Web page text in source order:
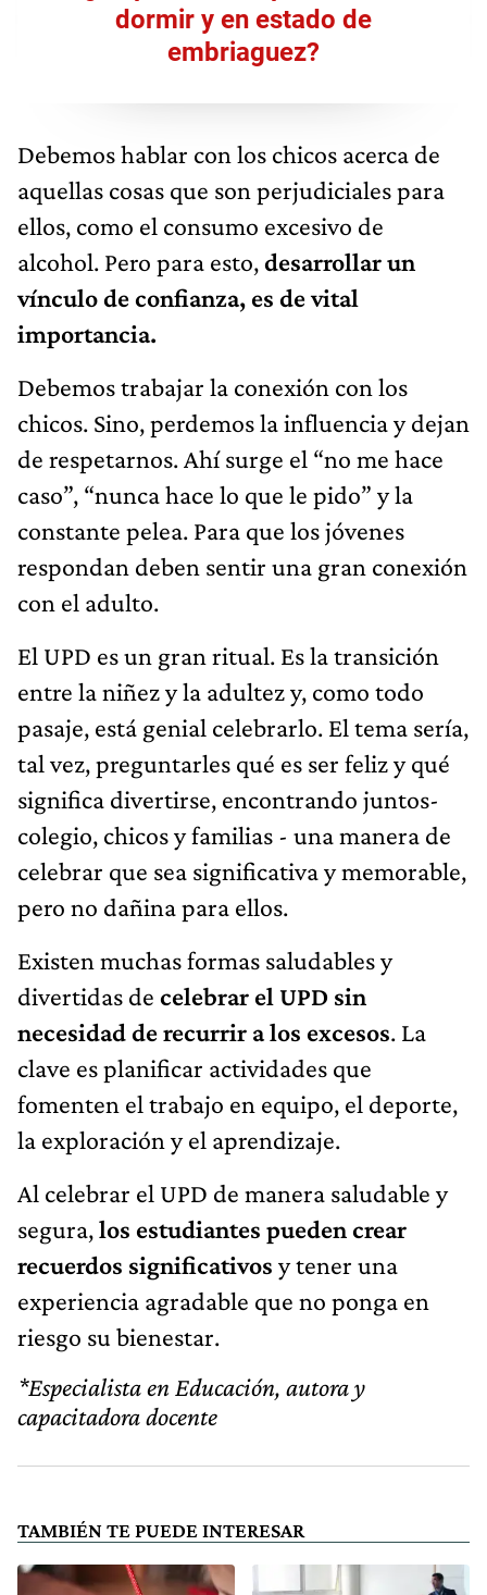
dormir y en estado de
embriaguez?
Debemos hablar con los chicos acerca de
aquellas cosas que son perjudiciales para
ellos, como el consumo excesivo de
alcohol. Pero para esto,desarrollar un
vínculo de confianza, es de vital
importancia.
Debemos trabajar la conexión con los
chicos. Sino, perdemos la influencia y dejan
de respetarnos. Ahí surge el “no me hace
caso”, “nunca hace lo que le pido” y la
constante pelea. Para que los jóvenes
respondan deben sentir una gran conexión
con el adulto.
El UPD es un gran ritual. Es la transición
entre la niñez y la adultez y, como todo
pasaje, está genial celebrarlo. El tema sería,
tal vez, preguntarles qué es ser feliz y qué
significa divertirse, encontrando juntos-
colegio, chicos y familias - una manera de
celebrar que sea significativa y memorable,
pero no dañina para ellos.
Existen muchas formas saludables y
divertidas de celebrar el UPD sin
necesidad de recurrir a los excesos. La
clave es planificar actividades que
fomenten el trabajo en equipo, el deporte,
la exploración y el aprendizaje.
Al celebrar el UPD de manera saludable y
segura,los estudiantes pueden crear
recuerdos significativos y tener una
experiencia agradable que no ponga en
riesgo su bienestar.
*Especialista en Educación, autora y
capacitadora docente
TAMBIÉN TE PUEDE INTERESAR